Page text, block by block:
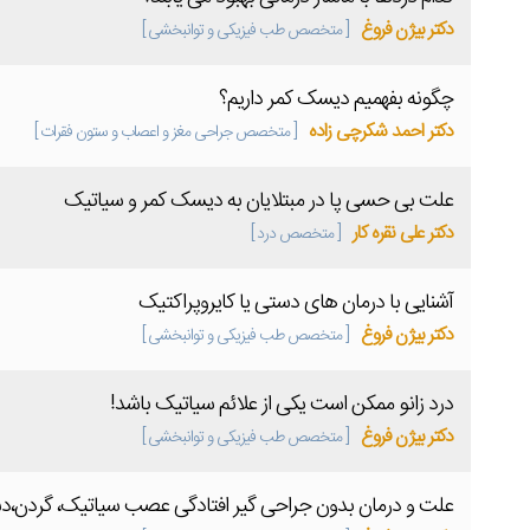
دکتر بیژن فروغ [ متخصص طب فیزیکی و توانبخشی ]
چگونه بفهمیم دیسک کمر داریم؟
دکتر احمد شکرچی زاده [ متخصص جراحی مغز و اعصاب و ستون فقرات ]
علت بی حسی پا در مبتلایان به دیسک کمر و سیاتیک
دکتر علی نقره کار [ متخصص درد ]
آشنایی با درمان های دستی یا کایروپراکتیک
دکتر بیژن فروغ [ متخصص طب فیزیکی و توانبخشی ]
درد زانو ممکن است یکی از علائم سیاتیک باشد!
دکتر بیژن فروغ [ متخصص طب فیزیکی و توانبخشی ]
علت و درمان بدون جراحی گیر افتادگی عصب سیاتیک،